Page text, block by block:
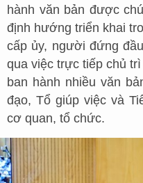
hành văn bản được
định hướng triển khai
cấp ủy, người đứng
qua việc trực tiếp chủ
ban hành nhiều văn
đạo, Tổ giúp việc và
cơ quan, tổ chức.